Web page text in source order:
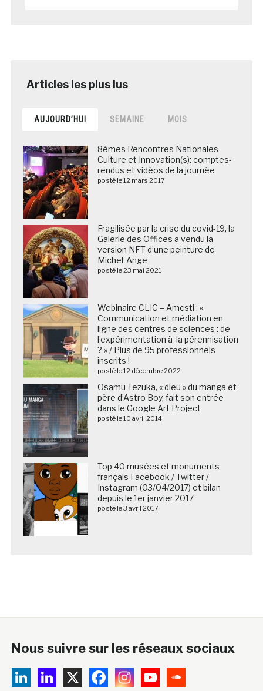
AUJOURD’HUI SEMAINE MOIS
8èmes Rencontres Nationales
Culture et Innovation(s): comptes-
rendus et vidéos de la journée
posté le 12 mars 2017
Fragilisée par la crise du covid-19, la
Galerie des Offices a vendu la
version NFT d’une peinture de
Michel-Ange
posté le 23 mai 2021
Webinaire CLIC – Amcsti : «
Communication et médiation en
ligne des centres de sciences : de
l’expérimentation à la pérennisation
? » / Plus de 95 professionnels
inscrits !
posté le 12 décembre 2022
Osamu Tezuka, « dieu » du manga et
père d’Astro Boy, fait son entrée
dans le Google Art Project
posté le 10 avril 2014
Top 40 musées et monuments
français Facebook / Twitter /
Instagram (03/04/2017) et bilan
depuis le 1er janvier 2017
posté le 3 avril 2017
Nous suivre sur les réseaux sociaux